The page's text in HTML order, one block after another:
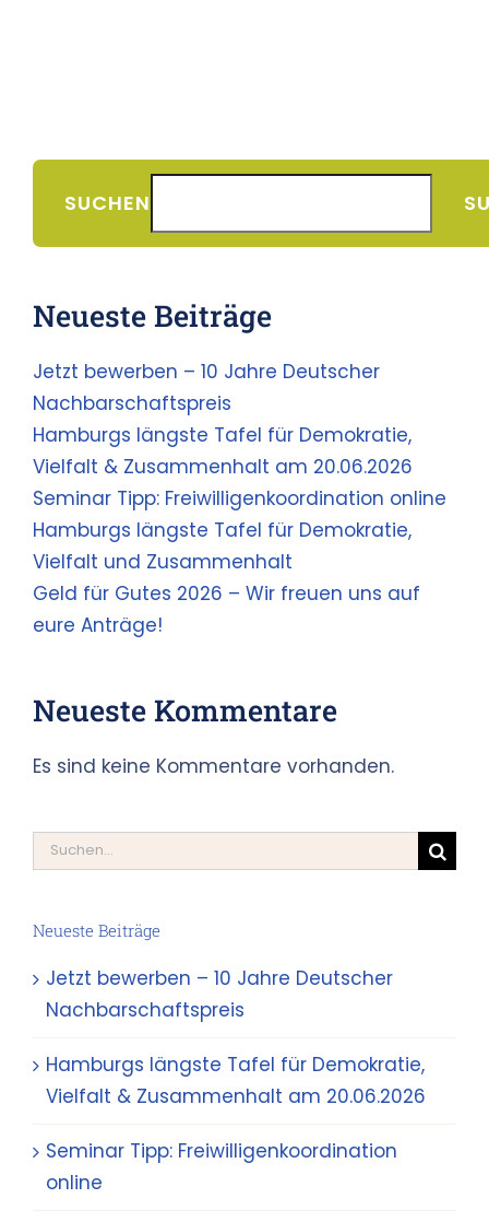
SUCHEN
Neueste Beiträge
Jetzt bewerben – 10 Jahre Deutscher
Nachbarschaftspreis
Hamburgs längste Tafel für Demokratie,
Vielfalt & Zusammenhalt am 20.06.2026
Seminar Tipp: Freiwilligenkoordination online
Hamburgs längste Tafel für Demokratie,
Vielfalt und Zusammenhalt
Geld für Gutes 2026 – Wir freuen uns auf
eure Anträge!
Neueste Kommentare
Es sind keine Kommentare vorhanden.
Suche
nach:
Neueste Beiträge
Jetzt bewerben – 10 Jahre Deutscher
Nachbarschaftspreis
Hamburgs längste Tafel für Demokratie,
Vielfalt & Zusammenhalt am 20.06.2026
Seminar Tipp: Freiwilligenkoordination
online